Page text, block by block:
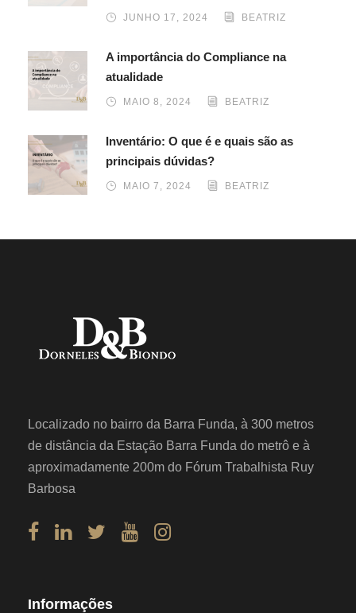
JUNHO 17, 2024 BEATRIZ
A importância do Compliance na
atualidade
MAIO 8, 2024 BEATRIZ
Inventário: O que é e quais são as
principais dúvidas?
MAIO 7, 2024 BEATRIZ
Localizado no bairro da Barra Funda, à 300 metros
de distância da Estação Barra Funda do metrô e à
aproximadamente 200m do Fórum Trabalhista Ruy
Barbosa
Informações